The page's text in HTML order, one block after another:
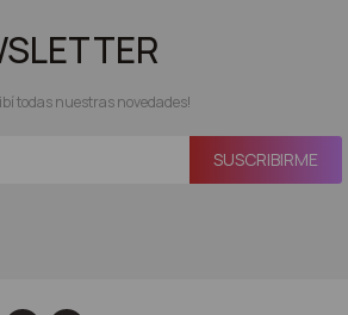
todas nuestras novedades!
SUSCRIBIRME